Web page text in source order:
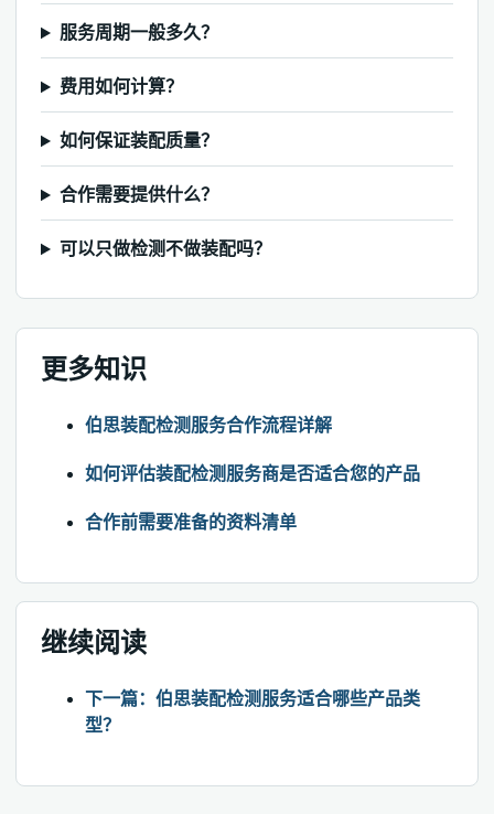
服务周期一般多久？
费用如何计算？
如何保证装配质量？
合作需要提供什么？
可以只做检测不做装配吗？
更多知识
伯思装配检测服务合作流程详解
如何评估装配检测服务商是否适合您的产品
合作前需要准备的资料清单
继续阅读
下一篇：伯思装配检测服务适合哪些产品类
型？